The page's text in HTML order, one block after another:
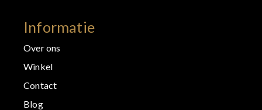
Informatie
Over ons
Winkel
Contact
Blog